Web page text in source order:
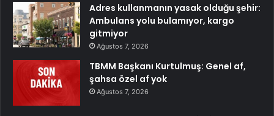
Adres kullanmanın yasak olduğu şehir:
Ambulans yolu bulamıyor, kargo
gitmiyor
Ağustos 7, 2026
TBMM Başkanı Kurtulmuş: Genel af,
şahsa özel af yok
Ağustos 7, 2026